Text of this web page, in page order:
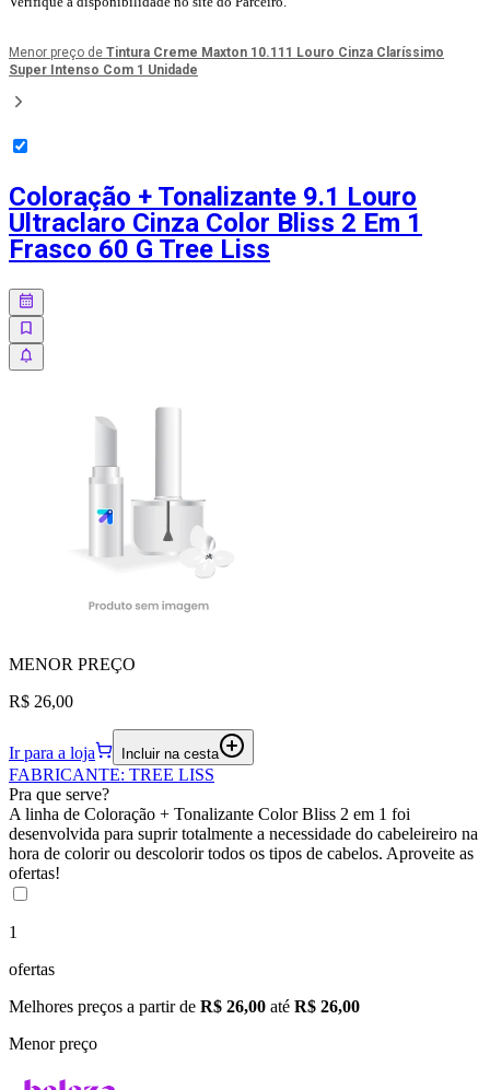
Menor preço de Tintura Creme Maxton 10.111 Louro Cinza Claríssimo
Super Intenso Com 1 Unidade
Coloração + Tonalizante 9.1 Louro
Ultraclaro Cinza Color Bliss 2 Em 1
Frasco 60 G Tree Liss
MENOR PREÇO
R$ 26,00
Ir para a loja Incluir na cesta
FABRICANTE: TREE LISS
Pra que serve?
A linha de Coloração + Tonalizante Color Bliss 2 em 1 foi
desenvolvida para suprir totalmente a necessidade do cabeleireiro na
hora de colorir ou descolorir todos os tipos de cabelos. Aproveite as
ofertas!
1
ofertas
Melhores preços a partir de R$ 26,00 até R$ 26,00
Menor preço